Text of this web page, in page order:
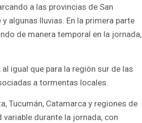
a las provincias de San
algunas lluvias. En la primera parte
de manera temporal en la jornada,
igual que para la región sur de las
a tormentas locales.
Tucumán, Catamarca y regiones de
durante la jornada, con